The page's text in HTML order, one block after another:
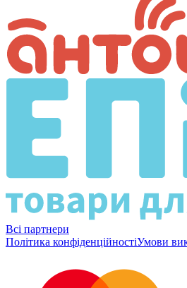
Всі партнери
Політика конфіденційностіУмови